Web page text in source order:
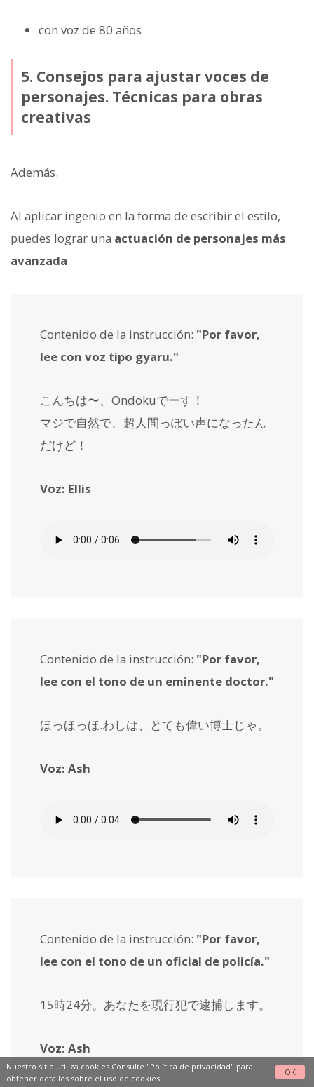
con voz de 80 años
5. Consejos para ajustar voces de
personajes. Técnicas para obras
creativas
Además.
Al aplicar ingenio en la forma de escribir el estilo,
puedes lograr una actuación de personajes más
avanzada.
Contenido de la instrucción: "Por favor,
lee con voz tipo gyaru."
こんちは〜、Ondokuでーす！
マジで自然で、超人間っぽい声になったん
だけど！
Voz: Ellis
Contenido de la instrucción: "Por favor,
lee con el tono de un eminente doctor."
ほっほっほ.わしは、とても偉い博士じゃ。
Voz: Ash
Contenido de la instrucción: "Por favor,
lee con el tono de un oficial de policía."
15時24分。あなたを現行犯で逮捕します。
Voz: Ash
Nuestro sitio utiliza cookies.Consulte "Política de privacidad" para
obtener detalles sobre el uso de cookies.
OK